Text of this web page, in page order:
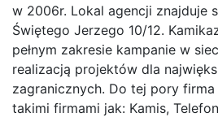
w 2006r. Lokal agencji znajduje
Świętego Jerzego 10/12.
pełnym zakresie kampanie w
realizacją projektów dla
zagranicznych. Do tej pory firma
takimi firmami jak: Kamis,